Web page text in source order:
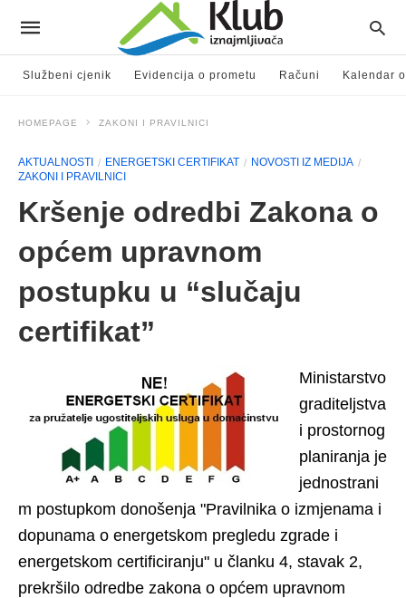
Službeni cjenik Evidencija o prometu Računi Kalendar
HOMEPAGE ZAKONI I PRAVILNICI
AKTUALNOSTI ENERGETSKI CERTIFIKAT
NOVOSTI IZ MEDIJA
ZAKONI I PRAVILNICI
Kršenje odredbi Zakona o
općem upravnom
postupku u “slučaju
certifikat”
Ministarstvo
graditeljstva
i prostornog
planiranja je
jednostrani
m postupkom donošenja "Pravilnika o izmjenama i
dopunama o energetskom pregledu zgrade i
energetskom certificiranju" u članku 4, stavak 2,
prekršilo odredbe zakona o općem upravnom